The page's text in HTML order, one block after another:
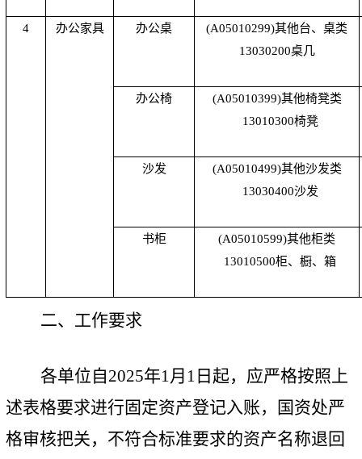
4 办公家具 办公桌 (A05010299)其他台、桌类
13030200桌几
办公椅 (A05010399)其他椅凳类
13010300椅凳
沙发 (A05010499)其他沙发类
13030400沙发
书柜 (A05010599)其他柜类
13010500柜、橱、箱
二、工作要求
各单位自2025年1月 1 日起，应严格按照上
述表格要求进行固定资产登记入账，国资处严
格审核把关，不符合标准要求的资产名称退回